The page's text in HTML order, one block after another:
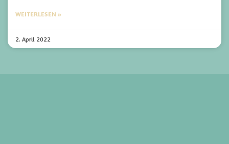
WEITERLESEN »
2. April 2022